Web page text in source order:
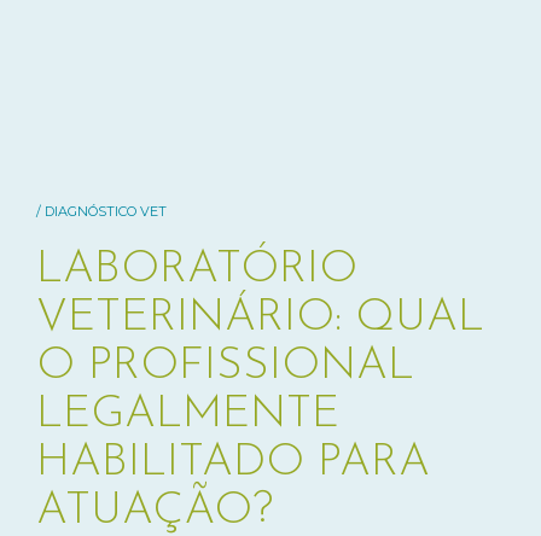
/ DIAGNÓSTICO VET
LABORATÓRIO
VETERINÁRIO: QUAL
O PROFISSIONAL
LEGALMENTE
HABILITADO PARA
ATUAÇÃO?